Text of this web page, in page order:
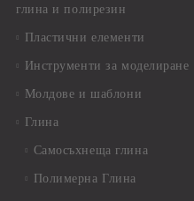
глина и полирезин
Пластични елементи
Инструменти за моделиране
Молдове и шаблони
Глина
Самосъхнеща глина
Полимерна Глина